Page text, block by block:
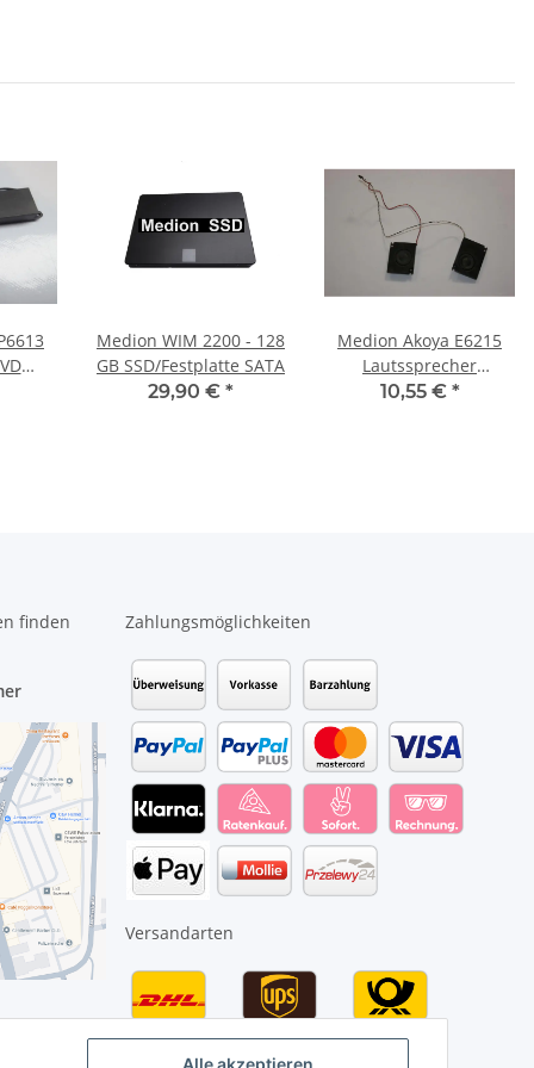
Alle akzeptieren
Medion WIM 2200 - 128
GB SSD/Festplatte SATA
29,90 € *
Medion Akoya E6215
Lautssprecher
Soundspeaker #3486
10,55 € *
finden
Zahlungsmöglichkeiten
Versandarten